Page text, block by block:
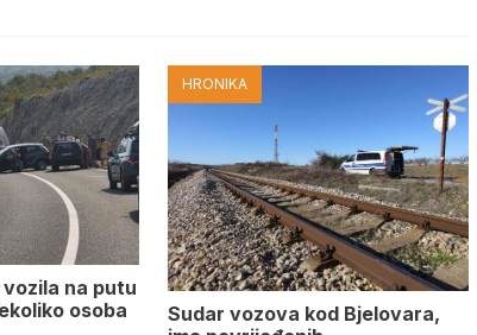
na putu
osoba
HRONIKA
Sudar vozova kod Bjelovara,